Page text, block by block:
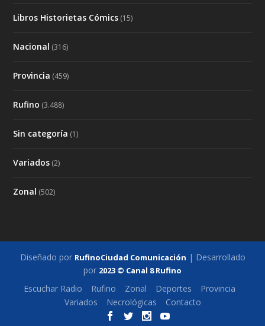
Libros Historietas Cómics (15)
Nacional (316)
Provincia (459)
Rufino (3.488)
Sin categoría (1)
Variados (2)
Zonal (502)
Diseñado por RufinoCiudad Comunicación | Desarrollado
por 2023 © Canal 8 Rufino
Escuchar Radio Rufino Zonal Deportes
Provincia
Variados
Necrológicas Contacto